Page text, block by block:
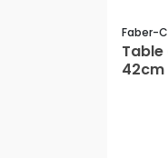
Faber-
Table